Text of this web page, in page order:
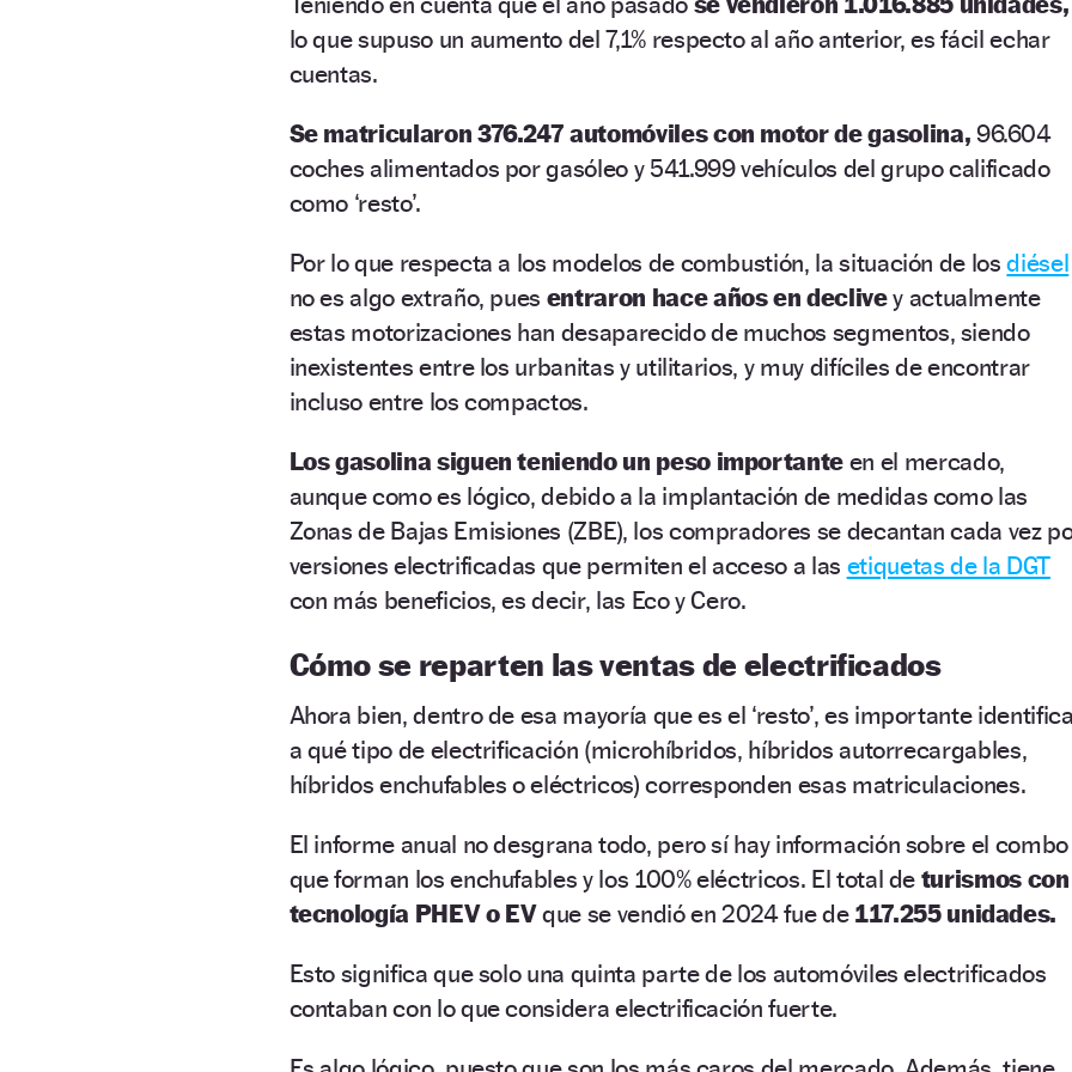
lo que supuso un aumento del 7,1% respecto al año anterior, es fácil echar
cuentas.
Se matricularon 376.247 automóviles con motor de gasolina, 96.604
coches alimentados por gasóleo y 541.999 vehículos del grupo calificado
como ‘resto’.
Por lo que respecta a los modelos de combustión, la situación de losdiésel
no es algo extraño, pues entraron hace años en declivey actualmente
estas motorizaciones han desaparecido de muchos segmentos, siendo
inexistentes entre los urbanitas y utilitarios, y muy difíciles de encontrar
incluso entre los compactos.
Los gasolina siguen teniendo un peso importante en el mercado,
aunque como es lógico, debido a la implantación de medidas como las
Zonas de Bajas Emisiones (ZBE), los compradores se decantan cada vez
versiones electrificadas que permiten el acceso a las etiquetas de la DGT
con más beneficios, es decir, las Eco y Cero.
Cómo se reparten las ventas de electrificados
Ahora bien, dentro de esa mayoría que es el ‘resto’, es importante
a qué tipo de electrificación (microhíbridos, híbridos autorrecargables,
híbridos enchufables o eléctricos) corresponden esas matriculaciones.
El informe anual no desgrana todo, pero sí hay información sobre el combo
que forman los enchufables y los 100% eléctricos. El total de turismos con
tecnología PHEV o EVque se vendió en 2024 fue de 117.255 unidades.
Esto significa que solo una quinta parte de los automóviles electrificados
contaban con lo que considera electrificación fuerte.